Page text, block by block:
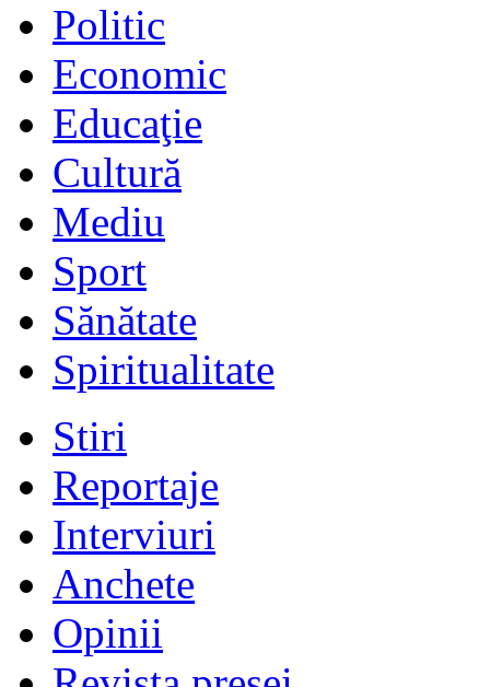
Politic
Economic
Educaţie
Cultură
Mediu
Sport
Sănătate
Spiritualitate
Stiri
Reportaje
Interviuri
Anchete
Opinii